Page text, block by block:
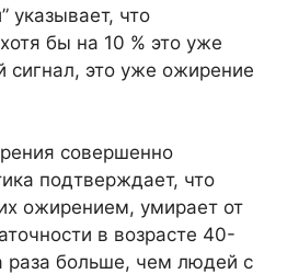
указывает, что
бы на 10 % это уже
сигнал, это уже ожирение
совершенно
подтверждает, что
ожирением, умирает от
в возрасте 40-
раза больше, чем людей с